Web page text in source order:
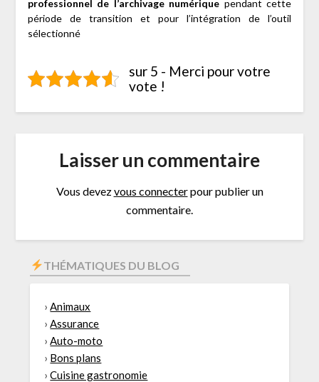
professionnel de l’archivage numérique pendant cette
période de transition et pour l’intégration de l’outil
sélectionné
sur 5 - Merci pour votre
vote !
Laisser un commentaire
Vous devezvous connecterpour publier un
commentaire.
THÉMATIQUES DU BLOG
› Animaux
› Assurance
› Auto-moto
› Bons plans
›Cuisine gastronomie